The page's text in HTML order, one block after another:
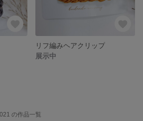
リフ編みヘアクリップ
展示中
の作品一覧